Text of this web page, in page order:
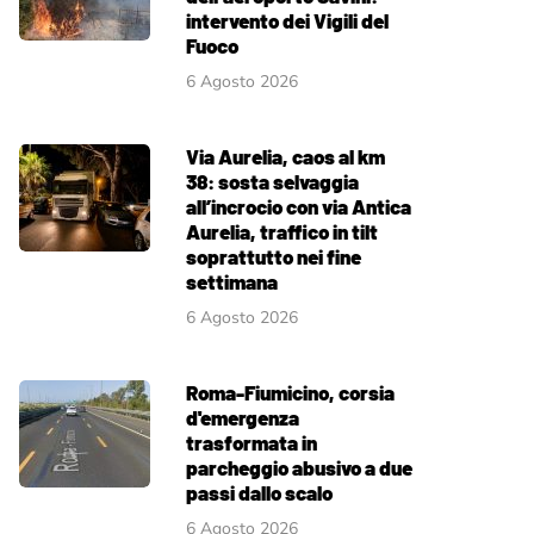
intervento dei Vigili del
Fuoco
6 Agosto 2026
Via Aurelia, caos al km
38: sosta selvaggia
all’incrocio con via Antica
Aurelia, traffico in tilt
soprattutto nei fine
settimana
6 Agosto 2026
Roma-Fiumicino, corsia
d'emergenza
trasformata in
parcheggio abusivo a due
passi dallo scalo
6 Agosto 2026